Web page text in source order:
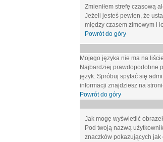
Zmieniłem strefę czasową
Jeżeli jesteś pewien, że
między czasem zimowym i
Powrót do góry
Mojego języka nie ma na
Najbardziej prawdopodobne
język. Spróbuj spytać się
informacji znajdziesz na
Powrót do góry
Jak mogę wyświetlić
Pod twoją nazwą
znaczków pokazujących jak